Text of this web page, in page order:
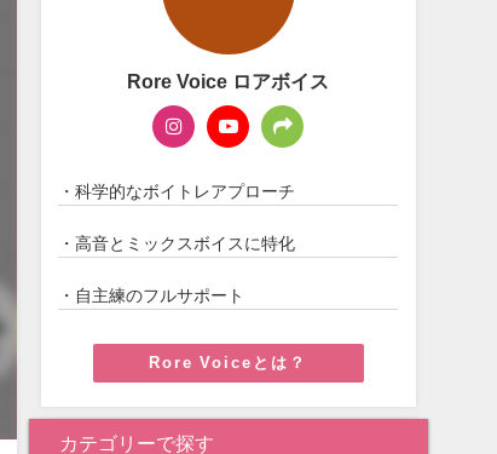
Rore Voice ロアボイス
・科学的なボイトレアプローチ
・高音とミックスボイスに特化
・自主練のフルサポート
Rore Voiceとは？
カテゴリーで探す